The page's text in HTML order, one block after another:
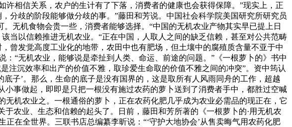
相信关系，农户的生计有了下落，消费者的健康也会获得保障。”现实上，正
分歧的阶段能够做分歧的事。”藤田和芳说。中国社会科学院美国研究所研究员
无机食物会贵一些，消费者能够选择。“中国的无机农业产物其实早已提上日
当以信赖推进无机农业。“正在中国，人取人之间的缺乏信赖，甚至对公共范畴
曾发觉高度工业化的地带，农田中也有肥场，但土壤中的腐殖质含量不亚于中
“无机农业，能够说是牵扯到人类、命运、前途的问题。”《一根萝卜的》书中
注沉效率和出产的价值不雅，取珍爱生命取的价值不雅之间的冲突”。资中筠认
子’。那么，生命的底子是没有国界的，这是取所有人风雨同舟的工作，超越
事做起，即即是只把一根没有施过农药的萝卜送到了消费者手中，都胜过空喊
机农业之。一根通俗的萝卜，正在农药化肥几乎成为农业必需品的现正在，它
农业、生态和信赖的起头了。日前，藤田和芳所著的《一根萝卜的·用无机农
在全世界。三联书店总编纂李昕说：“‘守护大地协会’从售卖晦气用农药化肥